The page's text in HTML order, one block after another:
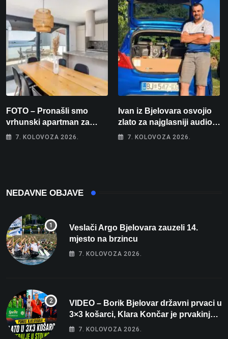
FOTO – Pronašli smo
vrhunski apartman za
odmor: Pogled na more, tri
7. KOLOVOZA 2026.
Ivan iz Bjelovara osvojio
zlato za najglasniji audio
sustav i srušio osobni
7. KOLOVOZA 2026.
NEDAVNE OBJAVE
Veslači Argo Bjelovara zauzeli 14.
mjesto na brzincu
7. KOLOVOZA 2026.
VIDEO – Borik Bjelovar državni prvaci u
3×3 košarci, Klara Končar je prvakinja
Hrvatske u stolnom tenisu!
7. KOLOVOZA 2026.